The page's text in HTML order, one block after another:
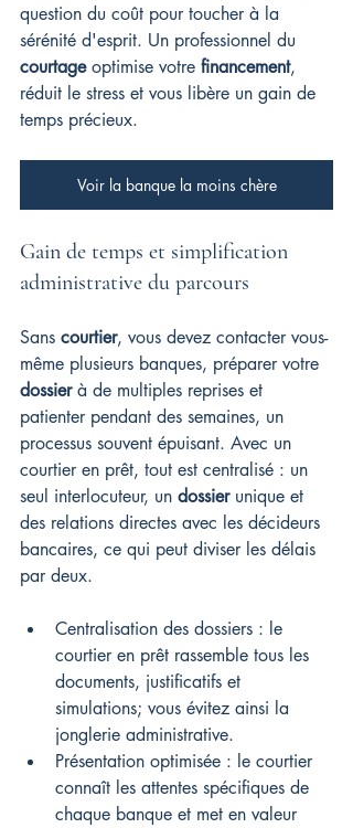
question du coût pour toucher à la
sérénité d'esprit. Un professionnel du
courtage optimise votre financement,
réduit le stress et vous libère un gain de
temps précieux.
Voir la banque la moins chère
Gain de temps et simplification
administrative du parcours
Sans courtier, vous devez contacter vous-
même plusieurs banques, préparer votre
dossier à de multiples reprises et
patienter pendant des semaines, un
processus souvent épuisant. Avec un
courtier en prêt, tout est centralisé : un
seul interlocuteur, un dossier unique et
des relations directes avec les décideurs
bancaires, ce qui peut diviser les délais
par deux.
Centralisation des dossiers : le
courtier en prêt rassemble tous les
documents, justificatifs et
simulations; vous évitez ainsi la
jonglerie administrative.
Présentation optimisée : le courtier
connaît les attentes spécifiques de
chaque banque et met en valeur